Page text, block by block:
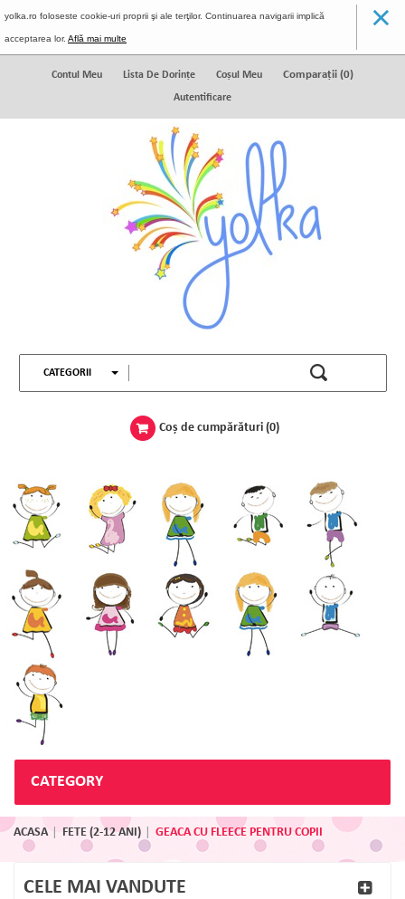
yolka.ro foloseste cookie-uri proprii şi ale terţilor. Continuarea navigarii implică
acceptarea lor. Află mai multe
×
Contul Meu Lista De Dorinţe Coșul Meu Comparaţii (0)
Autentificare
CATEGORII
Coş de cumpărături (0)
CATEGORY
ACASA FETE (2-12 ANI) GEACA CU FLEECE PENTRU COPII
CELE MAI VANDUTE